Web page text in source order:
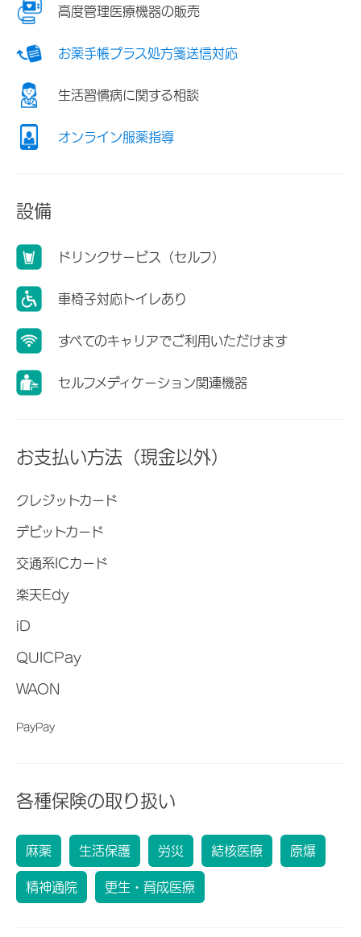
高度管理医療機器の販売
お薬手帳プラス処方箋送信対応
生活習慣病に関する相談
オンライン服薬指導
設備
ドリンクサービス（セルフ）
車椅子対応トイレあり
すべてのキャリアでご利用いただけます
セルフメディケーション関連機器
お支払い方法（現金以外）
クレジットカード
デビットカード
交通系ICカード
楽天Edy
iD
QUICPay
WAON
PayPay
各種保険の取り扱い
麻薬 生活保護 労災 結核医療 原爆
精神通院 更生・育成医療